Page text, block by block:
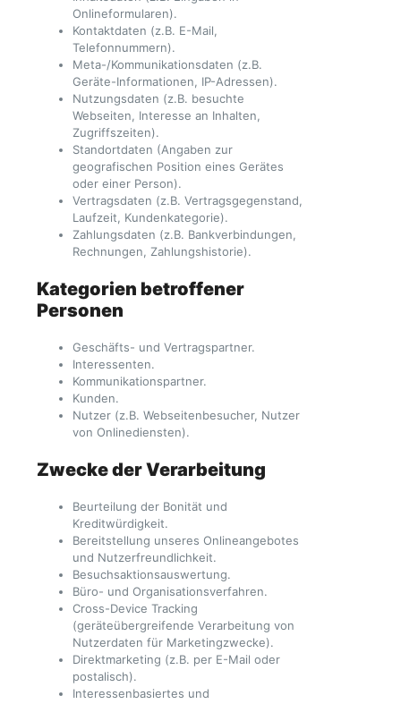
Onlineformularen).
Kontaktdaten (z.B. E-Mail,
Telefonnummern).
Meta-/Kommunikationsdaten (z.B.
Geräte-Informationen, IP-Adressen).
Nutzungsdaten (z.B. besuchte
Webseiten, Interesse an Inhalten,
Zugriffszeiten).
Standortdaten (Angaben zur
geografischen Position eines Gerätes
oder einer Person).
Vertragsdaten (z.B. Vertragsgegenstand,
Laufzeit, Kundenkategorie).
Zahlungsdaten (z.B. Bankverbindungen,
Rechnungen, Zahlungshistorie).
Kategorien betroffener
Personen
Geschäfts- und Vertragspartner.
Interessenten.
Kommunikationspartner.
Kunden.
Nutzer (z.B. Webseitenbesucher, Nutzer
von Onlinediensten).
Zwecke der Verarbeitung
Beurteilung der Bonität und
Kreditwürdigkeit.
Bereitstellung unseres Onlineangebotes
und Nutzerfreundlichkeit.
Besuchsaktionsauswertung.
Büro- und Organisationsverfahren.
Cross-Device Tracking
(geräteübergreifende Verarbeitung von
Nutzerdaten für Marketingzwecke).
Direktmarketing (z.B. per E-Mail oder
postalisch).
Interessenbasiertes und